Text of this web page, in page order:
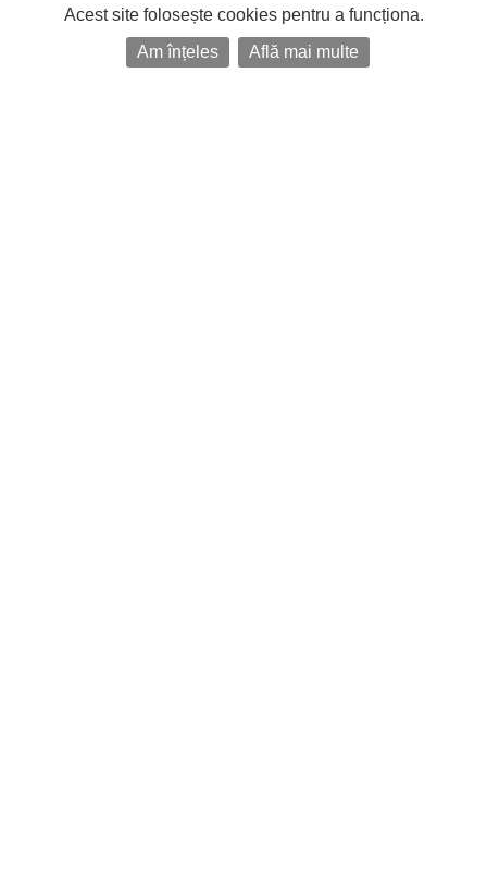
Acest site folosește cookies pentru a funcționa.
Am înțeles
Află mai multe